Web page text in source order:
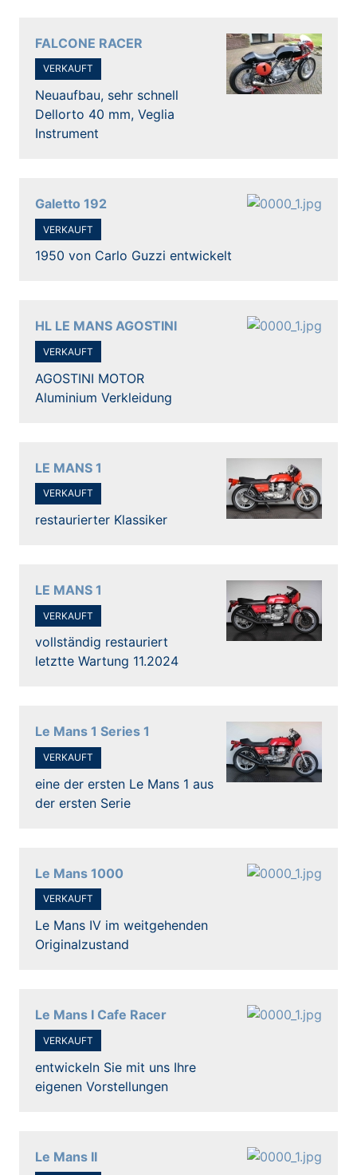
FALCONE RACER
VERKAUFT
Neuaufbau, sehr schnell
Dellorto 40 mm, Veglia
Instrument
Galetto 192
VERKAUFT
1950 von Carlo Guzzi entwickelt
HL LE MANS AGOSTINI
VERKAUFT
AGOSTINI MOTOR
Aluminium Verkleidung
LE MANS 1
VERKAUFT
restaurierter Klassiker
LE MANS 1
VERKAUFT
vollständig restauriert
letztte Wartung 11.2024
Le Mans 1 Series 1
VERKAUFT
eine der ersten Le Mans 1 aus
der ersten Serie
Le Mans 1000
VERKAUFT
Le Mans IV im weitgehenden
Originalzustand
Le Mans I Cafe Racer
VERKAUFT
entwickeln Sie mit uns Ihre
eigenen Vorstellungen
Le Mans II